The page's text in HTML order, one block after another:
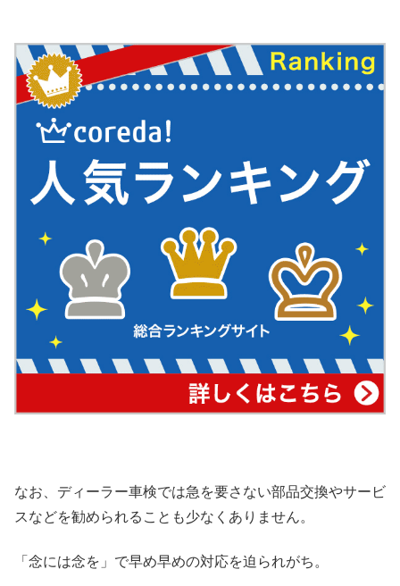
なお、ディーラー車検では急を要さない部品交換やサービ
スなどを勧められることも少なくありません。
「念には念を」で早め早めの対応を迫られがち。